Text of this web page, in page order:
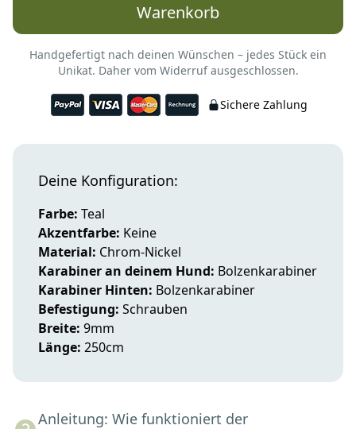
Anleitung: Wie funktioniert der
Deine Konfiguration:
Farbe: Teal
Akzentfarbe: Keine
Material: Chrom-Nickel
Karabiner an deinem Hund: Bolzenkarabiner
Karabiner Hinten: Bolzenkarabiner
Befestigung: Schrauben
Breite: 9mm
Länge: 250cm
Warenkorb
Handgefertigt nach deinen Wünschen – jedes Stück ein
Unikat. Daher vom Widerruf ausgeschlossen.
Sichere Zahlung